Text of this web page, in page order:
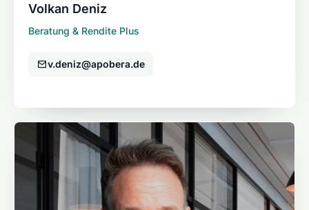
Volkan Deniz
Beratung & Rendite Plus
v.deniz@apobera.de